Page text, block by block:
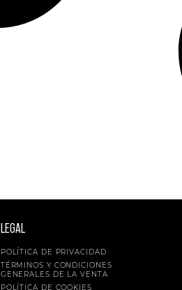
LEGAL
POLÍTICA DE PRIVACIDAD
TÉRMINOS Y CONDICIONES
GENERALES DE LA VENTA
POLÍTICA DE COOKIES